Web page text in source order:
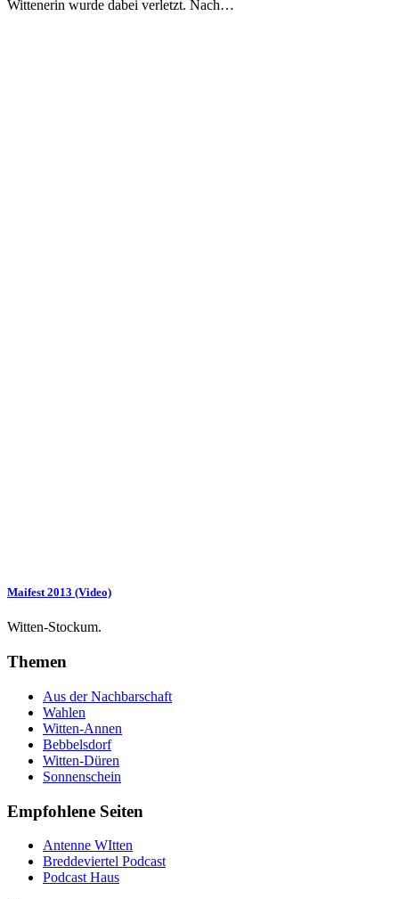
Wittenerin wurde dabei verletzt. Nach…
Maifest 2013 (Video)
Witten-Stockum.
Themen
Aus der Nachbarschaft
Wahlen
Witten-Annen
Bebbelsdorf
Witten-Düren
Sonnenschein
Empfohlene Seiten
Antenne WItten
Breddeviertel Podcast
Podcast Haus